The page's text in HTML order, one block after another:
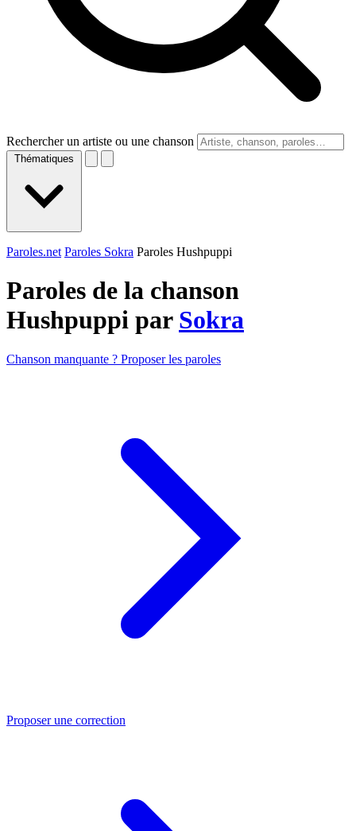
Rechercher un artiste ou une chanson
Thématiques
Paroles.net Paroles Sokra Paroles Hushpuppi
Paroles de la chanson
Hushpuppi par Sokra
Chanson manquante ? Proposer les paroles
Proposer une correction